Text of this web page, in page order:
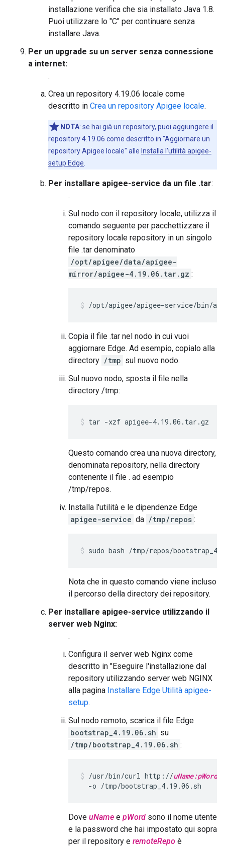
installazione verifica che sia installato Java 1.8.
Puoi utilizzare lo "C" per continuare senza
installare Java.
Per un upgrade su un server senza connessione
a internet:
.
Crea un repository 4.19.06 locale come
descritto in Crea un repository Apigee locale.
NOTA: se hai già un repository, puoi aggiungere il
repository 4.19.06 come descritto in "Aggiornare un
repository Apigee locale" alle Installa l'utilità apigee-
setup Edge
Per installare apigee-service da un file .tar:
.
Sul nodo con il repository locale, utilizza il
comando seguente per pacchettizzare il
repository locale repository in un singolo
file .tar denominato
/opt/apigee/data/apigee-
mirror/apigee-4.19.06.tar.gz :
/opt/apigee/apigee-service/bin/
Copia il file .tar nel nodo in cui vuoi
aggiornare Edge. Ad esempio, copialo alla
directory /tmp sul nuovo nodo.
Sul nuovo nodo, sposta il file nella
directory /tmp:
tar -xzf apigee-4.19.06.tar.gz
Questo comando crea una nuova directory,
denominata repository, nella directory
contenente il file . ad esempio
/tmp/repos.
Installa l'utilità e le dipendenze Edge
apigee-service da /tmp/repos :
sudo bash /tmp/repos/
Nota che in questo comando viene incluso
il percorso della directory dei repository.
Per installare apigee-service utilizzando il
server web Nginx:
.
Configura il server web Nginx come
descritto in "Eseguire l'installazione dal
repository utilizzando server web NGINX
alla pagina Installare Edge Utilità apigee-
setup.
Sul nodo remoto, scarica il file Edge
bootstrap_4.19.06.sh su
/tmp/bootstrap_4.19.06.sh :
/usr/bin/curl http://uName:pWord
  -o /tmp/bootstrap_4.19.06.sh
Dove uName e pWord sono il nome utente
e la password che hai impostato qui sopra
per il repository e remoteRepo è